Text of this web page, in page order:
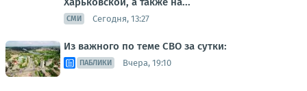
СМИ Сегодня, 13:27
Из важного по теме СВО за сутки:
ПАБЛИКИ Вчера, 19:10